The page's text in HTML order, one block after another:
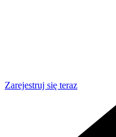
Zarejestruj się teraz